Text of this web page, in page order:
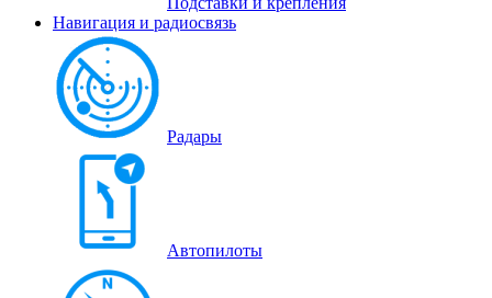
Навигация и радиосвязь
Радары
Автопилоты